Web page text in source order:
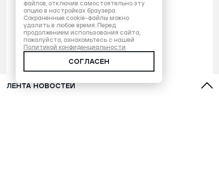
ЛЕНТА НОВОСТЕЙ
файлов, отключив самостоятельно эту
опцию в настройках браузера.
Сохраненные cookie-файлы можно
удалить в любое время. Перед
продолжением использования сайта,
пожалуйста, ознакомьтесь с нашей
Политикой конфиденциальности.
СОГЛАСЕН